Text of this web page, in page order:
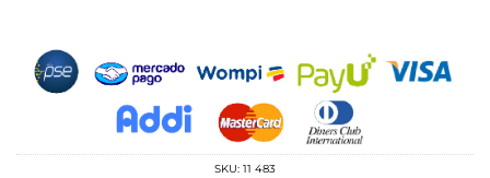
SKU: 11 483